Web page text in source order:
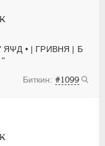
" ЯΨД • | ГРИВНЯ | Б
"
#1099